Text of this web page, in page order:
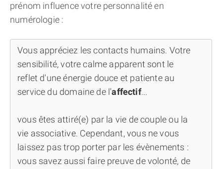
prénom influence votre personnalité en
numérologie :
Vous appréciez les contacts humains. Votre
sensibilité, votre calme apparent sont le
reflet d'une énergie douce et patiente au
service du domaine de l'affectif...
vous êtes attiré(e) par la vie de couple ou la
vie associative. Cependant, vous ne vous
laissez pas trop porter par les évènements :
vous savez aussi faire preuve de volonté, de